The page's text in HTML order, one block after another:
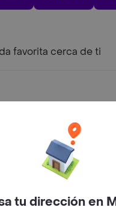
favorita cerca de ti
Facebook
Twitter
tu dirección en